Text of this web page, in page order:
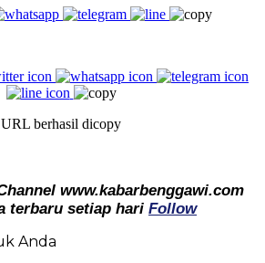
URL berhasil dicopy
www.kabarbenggawi.com
terbaru setiap hari Follow
Anda